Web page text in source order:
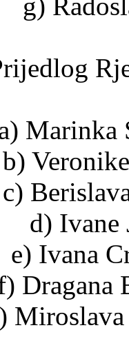
Marinka
b)
c)
d) Ivane
e) Ivana
Dragana